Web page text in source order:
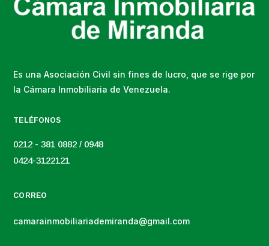
Es una Asociación Civil sin fines de lucro, que se rige por
la Cámara Inmobiliaria de Venezuela.
TELÉFONOS
0212 - 381 0882 / 0948
0424-3122121
CORREO
camarainmobiliariademiranda@gmail.com